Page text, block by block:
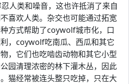
人类和噪音，这也许抵消了来自
喜欢人类。杂交也可能通过拓宽
方式帮助了coywolf城市化，口
，coywolf吃南瓜、西瓜和其它
，它们也吃啮齿动物和其它小型
园清理浓密的林下灌木丛，因此
猫经常被连头整只吃掉，只在大